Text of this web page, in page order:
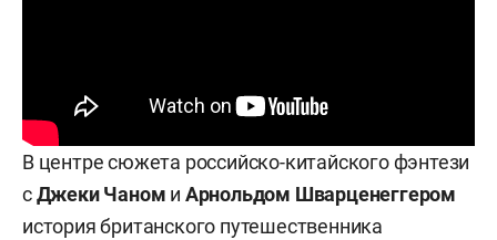
В центре сюжета российско-китайского фэнтези
сДжеки Чаном и Арнольдом Шварценеггером
история британского путешественника